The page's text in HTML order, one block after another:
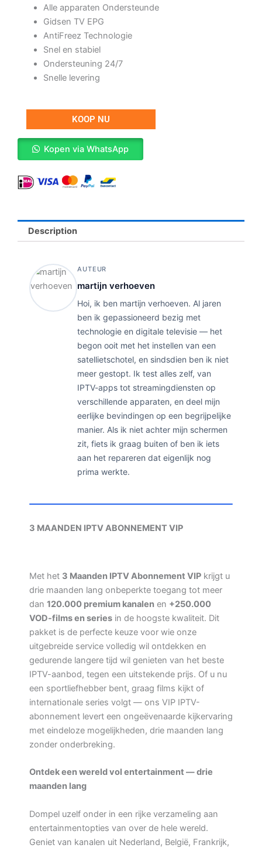
Alle apparaten Ondersteunde
Gidsen TV EPG
AntiFreez Technologie
Snel en stabiel
Ondersteuning 24/7
Snelle levering
IPTV
ABONNEMENT
VIP
KOOP NU
Kopen via WhatsApp
Description
AUTEUR
martijn verhoeven
Hoi, ik ben martijn verhoeven. Al jaren
ben ik gepassioneerd bezig met
technologie en digitale televisie — het
begon ooit met het instellen van een
satellietschotel, en sindsdien ben ik niet
meer gestopt. Ik test alles zelf, van
IPTV-apps tot streamingdiensten op
verschillende apparaten, en deel mijn
eerlijke bevindingen op een begrijpelijke
manier. Als ik niet achter mijn schermen
zit, fiets ik graag buiten of ben ik iets
aan het repareren dat eigenlijk nog
prima werkte.
3 MAANDEN IPTV ABONNEMENT VIP
Met het 3 Maanden IPTV Abonnement VIP krijgt u
drie maanden lang onbeperkte toegang tot meer
dan 120.000 premium kanalen en +250.000
VOD-films en series in de hoogste kwaliteit. Dit
pakket is de perfecte keuze voor wie onze
uitgebreide service volledig wil ontdekken en
gedurende langere tijd wil genieten van het beste
IPTV-aanbod, tegen een uitstekende prijs. Of u nu
een sportliefhebber bent, graag films kijkt of
internationale series volgt — ons VIP IPTV-
abonnement levert een ongeëvenaarde kijkervaring
met eindeloze mogelijkheden, drie maanden lang
zonder onderbreking.
Ontdek een wereld vol entertainment — drie
maanden lang
Dompel uzelf onder in een rijke verzameling aan
entertainmentopties van over de hele wereld.
Geniet van kanalen uit Nederland, België, Frankrijk,